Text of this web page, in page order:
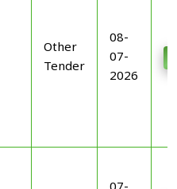
Other
Tender
08-
07-
2026